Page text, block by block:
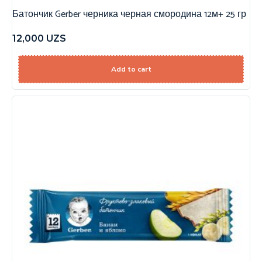
Батончик Gerber черника черная смородина 12м+ 25 гр
12,000 UZS
Add to cart